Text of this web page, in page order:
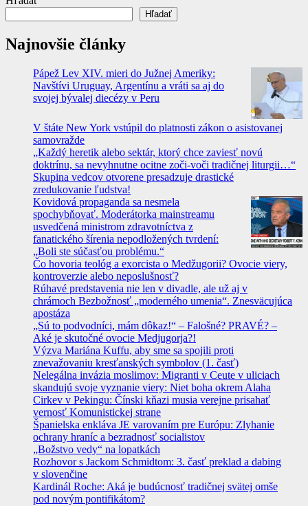
Hľadať
Najnovšie články
Pápež Lev XIV. mieri do Južnej Ameriky:
Navštívi Uruguay, Argentínu a vráti sa aj do
svojej bývalej diecézy v Peru
V štáte New York vstúpil do platnosti zákon o asistovanej
samovražde
„Každý heretik alebo sektár, ktorý chce zaviesť novú
doktrínu, sa nevyhnutne ocitne zoči-voči tradičnej liturgii…“
Skupina vedcov otvorene presadzuje drastické
zredukovanie ľudstva!
Kovidová propaganda sa nesmela
spochybňovať. Moderátorka mainstreamu
usvedčená ministrom zdravotníctva z
fanatického šírenia nepodložených tvrdení:
„Boli ste súčasťou problému.“
Čo hovoria teológ a exorcista o Medžugorii? Ovocie viery,
kontroverzie alebo neposlušnosť?
Rúhavé predstavenia nie len v divadle, ale už aj v
chrámoch Bezbožnosť „moderného umenia“. Znesväcujúca
apostáza
„Sú to podvodníci, mám dôkaz!“ – Falošné? PRAVÉ? –
Aké je skutočné ovocie Medjugorja?!
Výzva Mariána Kuffu, aby sme sa spojili proti
znevažovaniu kresťanských symbolov (1. časť)
Nelegálna invázia moslimov: Migranti v Ceute v uliciach
skandujú svoje vyznanie viery: Niet boha okrem Alaha
Cirkev v Pekingu: Čínski kňazi musia verejne prisahať
vernosť Komunistickej strane
Španielska enkláva JE varovaním pre Európu: Zlyhanie
ochrany hraníc a bezradnosť socialistov
„Božstvo vedy“ na lopatkách
Rozhovor s Jackom Schmidtom: 3. časť preklad a dabing
v slovenčine
Kardinál Roche: Aká je budúcnosť tradičnej svätej omše
pod novým pontifikátom?